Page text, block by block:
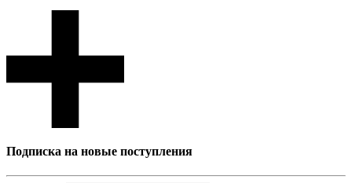
Подписка на новые поступления